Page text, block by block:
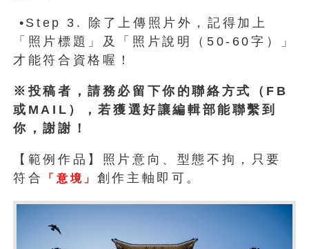
•Step 3. 除了上傳照片外，記得加上
「照片標題」及「照片說明（50-60字）」
才能符合資格喔！
※投稿者，請務必留下你的聯絡方式（FB
或MAIL），若獲選好讓編輯部能聯繫到
你，謝謝！
【範例作品】照片意向、型態不拘，只要
符合
「 意 境 」 創作主軸即可。